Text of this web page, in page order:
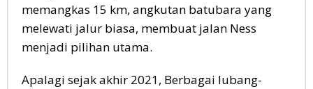
memangkas 15 km, angkutan batubara yang
melewati jalur biasa, membuat jalan Ness
menjadi pilihan utama.
Apalagi sejak akhir 2021, Berbagai lubang-